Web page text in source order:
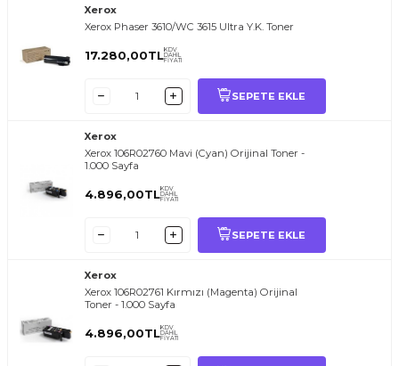
Xerox
Xerox Phaser 3610/WC 3615 Ultra Y.K. Toner
17.280,00TLKDV
DAHİL
FİYATI
SEPETE EKLE
Xerox
Xerox 106R02760 Mavi (Cyan) Orijinal Toner -
1.000 Sayfa
4.896,00TLKDV
DAHİL
FİYATI
SEPETE EKLE
Xerox
Xerox 106R02761 Kırmızı (Magenta) Orijinal
Toner - 1.000 Sayfa
4.896,00TLKDV
DAHİL
FİYATI